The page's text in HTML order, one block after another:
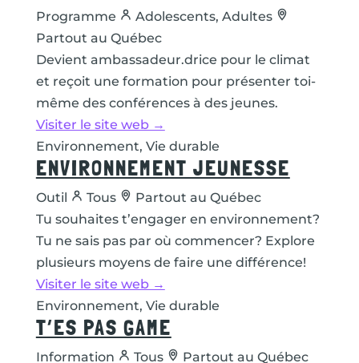
Programme
Adolescents, Adultes
Partout au Québec
Devient ambassadeur.drice pour le climat
et reçoit une formation pour présenter toi-
même des conférences à des jeunes.
Visiter le site web →
Environnement, Vie durable
ENVIRONNEMENT JEUNESSE
Outil Tous
Partout au Québec
Tu souhaites t’engager en environnement?
Tu ne sais pas par où commencer? Explore
plusieurs moyens de faire une différence!
Visiter le site web →
Environnement, Vie durable
T’ES PAS GAME
Information Tous Partout au Québec